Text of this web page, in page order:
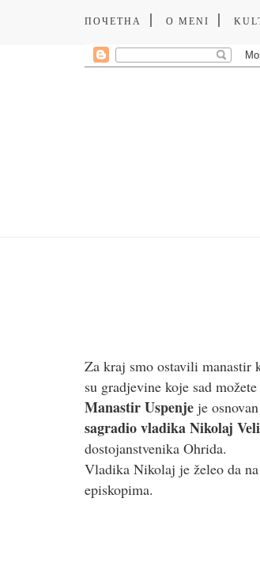
ПОЧЕТНА O MENI
Za kraj smo ostavili manastir
su gradjevine koje sad
Manastir Uspenje je
sagradio vladika Nikolaj
dostojanstvenika Ohrida.
Vladika Nikolaj je želeo da
episkopima.